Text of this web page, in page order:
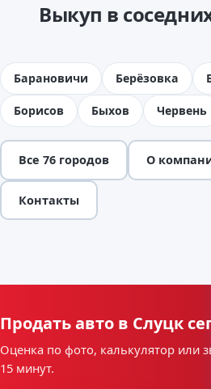
Выкуп в
Барановичи Берёзовка
Борисов Быхов Червень
Все 76 городов О
Контакты
Продать авто в Слуцк
Оценка по фото, калькулятор или
15 минут.